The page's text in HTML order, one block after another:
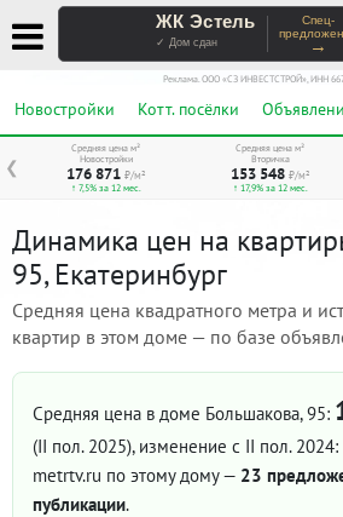
ЖК Эстель
✓ Дом сдан
Спец-
→
Реклама. ООО «СЗ ИНВЕСТСТРОЙ», ИНН
Новостройки Котт. посёлки
❮
Средняя цена м²
Новостройки
176 871 ₽/м²
↑ 7,5% за 12 мес.
Средняя цена м²
Вторичка
153 548 ₽/м²
↑ 17,9% за 12 мес.
Динамика цен на
95, Екатеринбург
Средняя цена квадратного метра и
квартир в этом доме — по базе
Средняя цена в доме Большакова, 95:
(II пол. 2025), изменение с II пол. 2024:
metrtv.ru по этому дому — 23
публикации.